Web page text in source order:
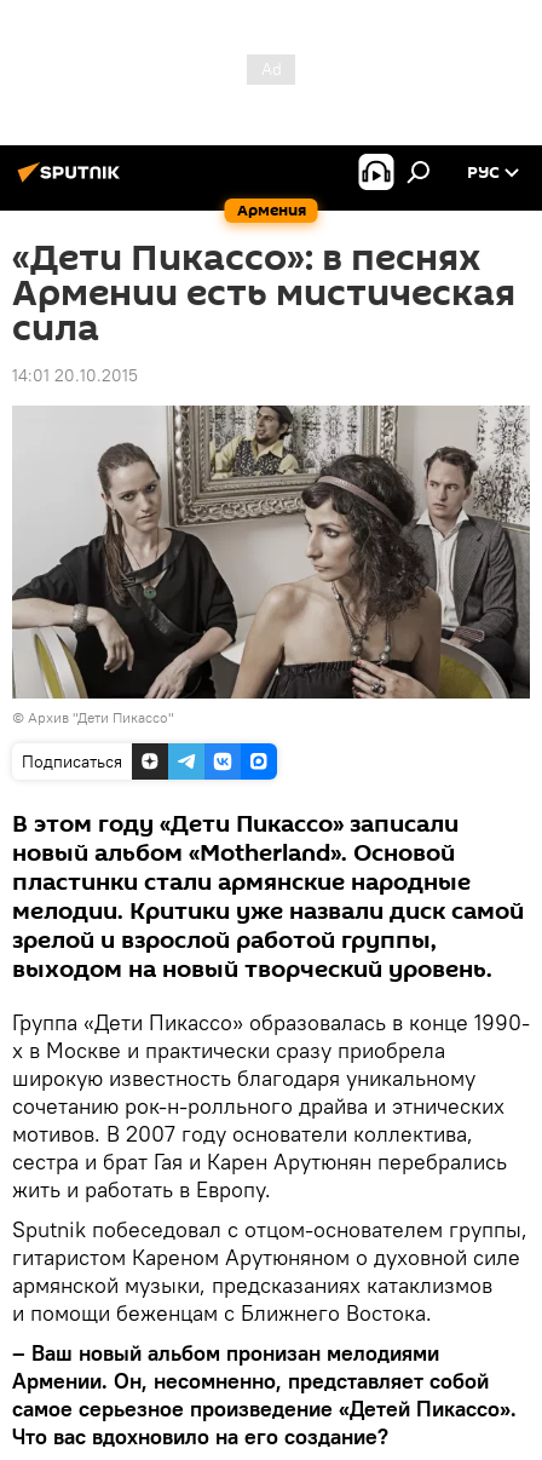
Армения
РУС
«Дети Пикассо»: в песнях
Армении есть мистическая
сила
14:01 20.10.2015
© Архив "Дети Пикассо"
Подписаться
В этом году «Дети Пикассо» записали
новый альбом «Motherland». Основой
пластинки стали армянские народные
мелодии. Критики уже назвали диск самой
зрелой и взрослой работой группы,
выходом на новый творческий уровень.
Группа «Дети Пикассо» образовалась в конце 1990-
х в Москве и практически сразу приобрела
широкую известность благодаря уникальному
сочетанию рок-н-ролльного драйва и этнических
мотивов. В 2007 году основатели коллектива,
сестра и брат Гая и Карен Арутюнян перебрались
жить и работать в Европу.
Sputnik побеседовал с отцом-основателем группы,
гитаристом Кареном Арутюняном о духовной силе
армянской музыки, предсказаниях катаклизмов
и помощи беженцам с Ближнего Востока.
– Ваш новый альбом пронизан мелодиями
Армении. Он, несомненно, представляет собой
самое серьезное произведение «Детей Пикассо».
Что вас вдохновило на его создание?